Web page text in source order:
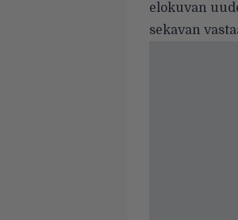
elokuvan
sekavan